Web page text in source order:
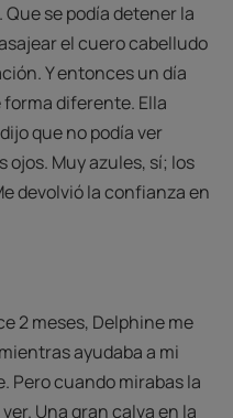
se podía detener la
el cuero cabelludo
Y entonces un día
diferente. Ella
que no podía ver
ojos. Muy azules, sí; los
devolvió la confianza en
2 meses, Delphine me
ayudaba a mi
Pero cuando mirabas la
Una gran calva en la